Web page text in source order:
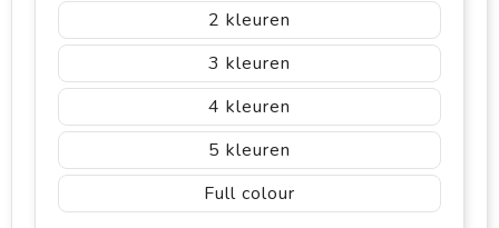
2
3
4
5
Full colour